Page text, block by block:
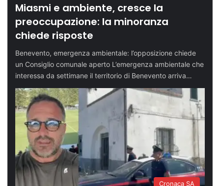
Miasmi e ambiente, cresce la
preoccupazione: la minoranza
chiede risposte
Benevento, emergenza ambientale: l’opposizione chiede
un Consiglio comunale aperto L’emergenza ambientale che
interessa da settimane il territorio di Benevento arriva…
Cronaca SA